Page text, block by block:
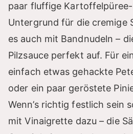
paar fluffige
Untergrund für die cremige
es auch mit Bandnudeln –
Pilzsauce perfekt auf. Für
einfach etwas gehackte
oder ein paar geröstete
Wenn’s richtig festlich sein
mit Vinaigrette dazu – die